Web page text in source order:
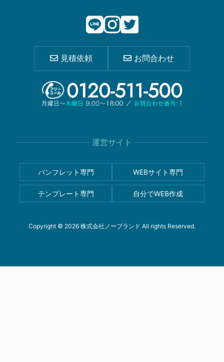
見積依頼 お問合わせ
運営サイト
パンフレット専門 WEBサイト専門
テンプレート専門 自分でWEB作成
Copyright © 2026 株式会社ノーブランド All rights Reserved.